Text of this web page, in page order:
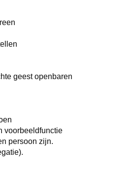
geest openbaren
voorbeeldfunctie
persoon zijn.